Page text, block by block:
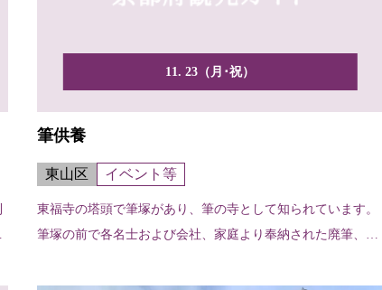
11. 23（月･祝）
筆供養
東山区 イベント等
東福寺の塔頭で筆塚があり、筆の寺として知られています。
筆塚の前で各名士および会社、家庭より奉納された廃筆、ペ